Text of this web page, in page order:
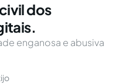
dos
enganosa e abusiva